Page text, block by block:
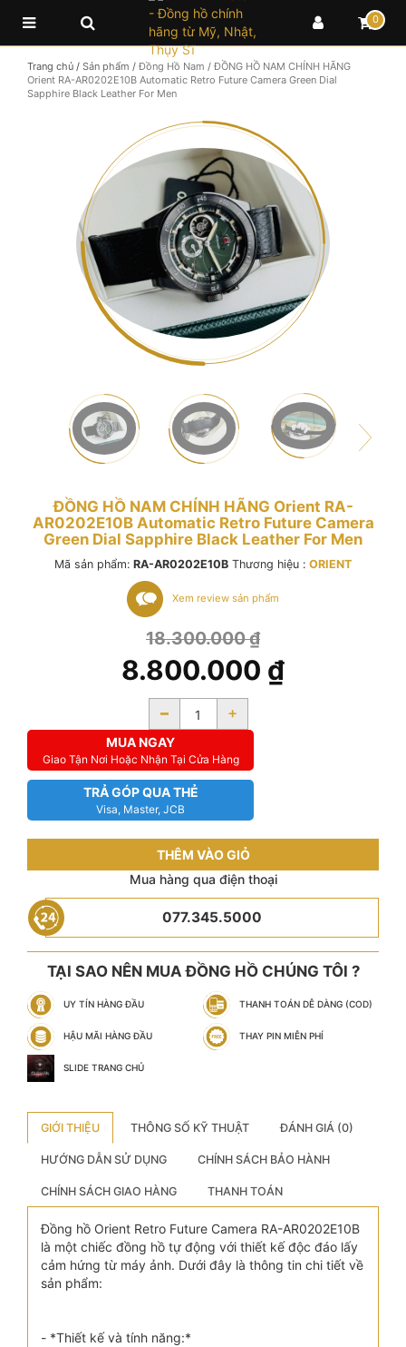
0
Trang chủ / Sản phẩm / Đồng Hồ Nam / ĐỒNG HỒ NAM CHÍNH HÃNG
Orient RA-AR0202E10B Automatic Retro Future Camera Green Dial
Sapphire Black Leather For Men
ĐỒNG HỒ NAM CHÍNH HÃNG Orient RA-
AR0202E10B Automatic Retro Future Camera
Green Dial Sapphire Black Leather For Men
Mã sản phẩm: RA-AR0202E10B Thương hiệu : ORIENT
Xem review sản phẩm
18.300.000₫
8.800.000 ₫
- +
MUA NGAY
Giao Tận Nơi Hoặc Nhận Tại Cửa Hàng
TRẢ GÓP QUA THẺ
Visa, Master, JCB
THÊM VÀO GIỎ
Mua hàng qua điện thoại
077.345.5000
TẠI SAO NÊN MUA ĐỒNG HỒ CHÚNG TÔI ?
UY TÍN HÀNG ĐẦU THANH TOÁN DỄ DÀNG (COD)
HẬU MÃI HÀNG ĐẦU THAY PIN MIỄN PHÍ
SLIDE TRANG CHỦ
GIỚI THIỆU THÔNG SỐ KỸ THUẬT ĐÁNH GIÁ (0)
HƯỚNG DẪN SỬ DỤNG CHÍNH SÁCH BẢO HÀNH
CHÍNH SÁCH GIAO HÀNG THANH TOÁN
Đồng hồ Orient Retro Future Camera RA-AR0202E10B
là một chiếc đồng hồ tự động với thiết kế độc đáo lấy
cảm hứng từ máy ảnh. Dưới đây là thông tin chi tiết về
sản phẩm:
- *Thiết kế và tính năng:*